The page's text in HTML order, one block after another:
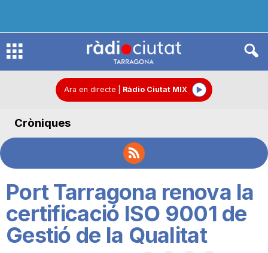
R
d
C
Ara en directe Ràdio Ciutat MIX
Cròniques
Port Tarragona renova la
certificació ISO 9001 de
Gestió de la Qualitat